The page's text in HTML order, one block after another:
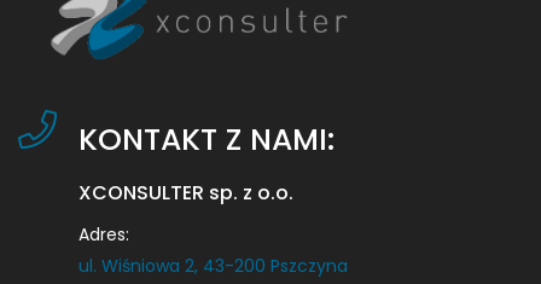
KONTAKT Z NAMI:
XCONSULTER sp. z o.o.
Adres:
ul. Wiśniowa 2, 43-200 Pszczyna